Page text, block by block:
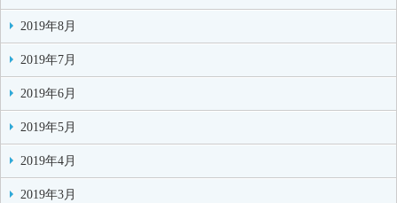
2019年8月
2019年7月
2019年6月
2019年5月
2019年4月
2019年3月